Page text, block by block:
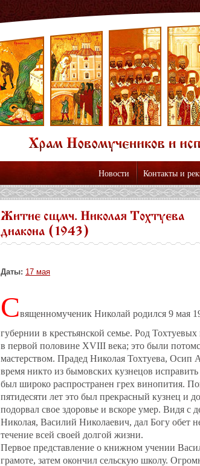
Новости Контакты и
Житие сщмч. Николая Тохтуева
диакона (1943)
Даты: 17 мая
Священномученик Николай родился 9 мая
губернии в крестьянской семье. Род
в первой половине ХVIII века; это были
мастерством. Прадед Николая Тохтуева, Осип
время никто из бымовских кузнецов
был широко распространен грех винопития.
пятидесяти лет это был прекрасный кузнец и
подорвал свое здоровье и вскоре умер. Видя с
Николая, Василий Николаевич, дал Богу обет
течение всей своей долгой жизни.
Первое представление о книжном учении
грамоте, затем окончил сельскую школу.